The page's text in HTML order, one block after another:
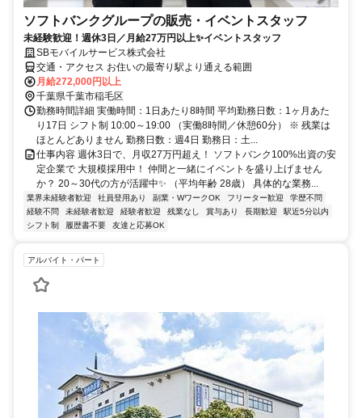
ソフトバンクグループの販売・イベントスタッフ
未経験歓迎！週休3日／月給27万円以上✨イベントスタッフ
SBモバイルサービス株式会社
交通・アクセス お住いの最寄り駅より通える範囲
月給272,000円以上
千葉県千葉市稲毛区
勤務時間詳細 実働時間：1日あたり8時間 平均勤務日数：1ヶ月あた
り17日 シフト制 10:00～19:00 （実働8時間／休憩60分） ※ 残業は
ほとんどありません 勤務日数：週4日 勤務日：土...
仕事内容 週休3日で、月収27万円超え！ ソフトバンク100%出資の安
定企業で 大規模採用中！ 仲間と一緒にイベントを盛り上げません
か？ 20～30代の方が活躍中✨ （平均年齢 28歳） 具体的な業務...
業界未経験者歓迎 社員登用あり 副業・WワークOK フリーター歓迎
学歴不問
経験不問
未経験者歓迎 経験者歓迎 残業なし 賞与あり 長期歓迎
駅近5分以内
シフト制
履歴書不要 友達と応募OK
アルバイト・パート